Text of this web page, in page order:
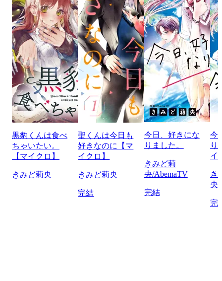
黒豹くんは食べ
ちゃいたい。
【マイクロ】
きみど莉央
聖くんは今日も
好きなのに【マ
イクロ】
きみど莉央
完結
今日、好きにな
りました。
きみど莉
央/AbemaTV
完結
今
り
イ
き
央/
完